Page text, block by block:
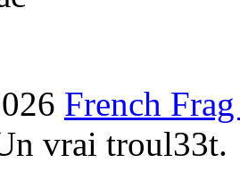
French
vrai troul33t.